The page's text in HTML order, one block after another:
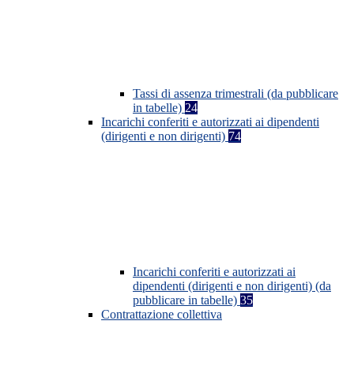
Tassi di assenza trimestrali (da pubblicare
in tabelle) 24
Incarichi conferiti e autorizzati ai dipendenti
(dirigenti e non dirigenti) 74
Incarichi conferiti e autorizzati ai
dipendenti (dirigenti e non dirigenti) (da
pubblicare in tabelle) 35
Contrattazione collettiva